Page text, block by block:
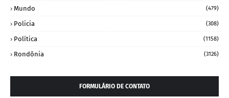
Mundo (479)
Policia (308)
Política (1158)
Rondônia (3126)
FORMULÁRIO DE CONTATO